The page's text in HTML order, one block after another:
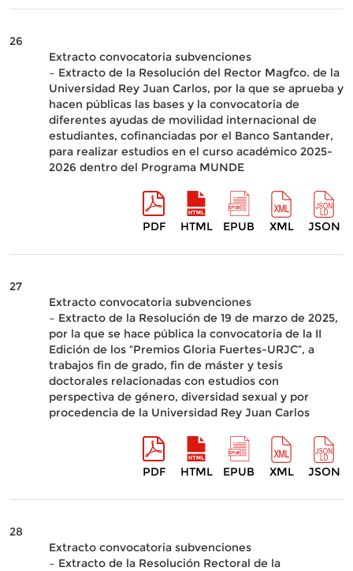
26
Extracto convocatoria subvenciones
– Extracto de la Resolución del Rector Magfco. de la
Universidad Rey Juan Carlos, por la que se aprueba y
hacen públicas las bases y la convocatoria de
diferentes ayudas de movilidad internacional de
estudiantes, cofinanciadas por el Banco Santander,
para realizar estudios en el curso académico 2025-
2026 dentro del Programa MUNDE
PDF HTML EPUB XML JSON
27
Extracto convocatoria subvenciones
– Extracto de la Resolución de 19 de marzo de 2025,
por la que se hace pública la convocatoria de la II
Edición de los “Premios Gloria Fuertes-URJC”, a
trabajos fin de grado, fin de máster y tesis
doctorales relacionadas con estudios con
perspectiva de género, diversidad sexual y por
procedencia de la Universidad Rey Juan Carlos
PDF HTML EPUB XML JSON
28
Extracto convocatoria subvenciones
– Extracto de la Resolución Rectoral de la